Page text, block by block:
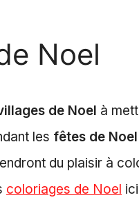
Noel
de Noel à
les fêtes de Noel
du plaisir à
coloriages de Noel ici